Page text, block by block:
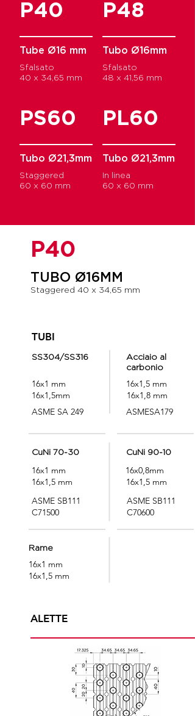
P40 P48
Tube Ø16 mm
Sfalsato
40 x 34,65 mm
Tubo Ø16mm
Sfalsato
48 x 41,56 mm
PS60 PL60
Tubo Ø21,3mm
Staggered
60 x 60 mm
Tubo Ø21,3mm
In linea
60 x 60 mm
P40
TUBO Ø16MM
Staggered 40 x 34,65 mm
TUBI
SS304/SS316
Acciaio al
carbonio
16x1 mm
16x1,5 mm
16x1,5mm
16x1,8 mm
ASME SA 249
ASMESA179
CuNi 70-30 CuNi 90-10
16x1 mm
16x0,8mm
16x1,5 mm
16x1,5 mm
ASME SB111
C71500
ASME SB111
C70600
Rame
16x1 mm
16x1,5 mm
ALETTE